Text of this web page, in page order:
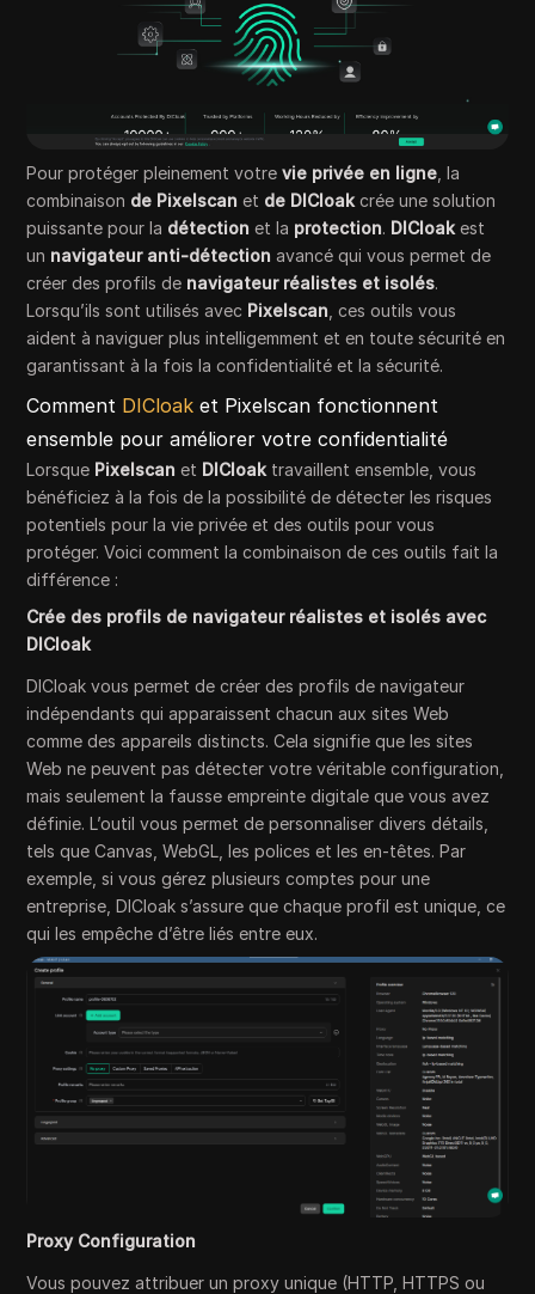
Pour protéger pleinement votrevie privée en ligne , la
combinaison de Pixelscan et de DICloak crée une solution
puissante pour la détection et la protection. DICloak est
un navigateur anti-détection avancé qui vous permet de
créer des profils de navigateur réalistes et isolés.
Lorsqu’ils sont utilisés avec Pixelscan , ces outils vous
aident à naviguer plus intelligemment et en toute sécurité en
garantissant à la fois la confidentialité et la sécurité.
Comment DICloak et Pixelscan fonctionnent
ensemble pour améliorer votre confidentialité
Lorsque Pixelscan et DICloak travaillent ensemble, vous
bénéficiez à la fois de la possibilité de détecter les risques
potentiels pour la vie privée et des outils pour vous
protéger. Voici comment la combinaison de ces outils fait la
différence :
Crée des profils de navigateur réalistes et isolés avec
DICloak
DICloak vous permet de créer des profils de navigateur
indépendants qui apparaissent chacun aux sites Web
comme des appareils distincts. Cela signifie que les sites
Web ne peuvent pas détecter votre véritable configuration,
mais seulement la fausse empreinte digitale que vous avez
définie. L’outil vous permet de personnaliser divers détails,
tels que Canvas, WebGL, les polices et les en-têtes. Par
exemple, si vous gérez plusieurs comptes pour une
entreprise, DICloak s’assure que chaque profil est unique, ce
qui les empêche d’être liés entre eux.
Proxy Configuration
Vous pouvez attribuer un proxy unique (HTTP, HTTPS ou